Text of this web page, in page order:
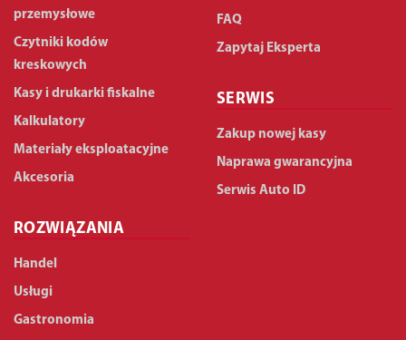
przemysłowe
Czytniki kodów
kreskowych
Kasy i drukarki fiskalne
Kalkulatory
Materiały eksploatacyjne
Akcesoria
ROZWIĄZANIA
Handel
Usługi
Gastronomia
FAQ
Zapytaj Eksperta
SERWIS
Zakup nowej kasy
Naprawa gwarancyjna
Serwis Auto ID